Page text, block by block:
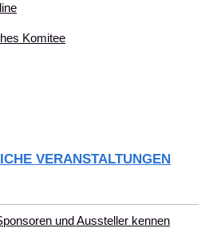
Komitee
VERANSTALTUNGEN
und Aussteller kennen